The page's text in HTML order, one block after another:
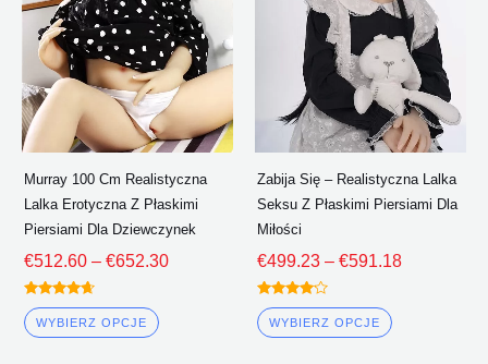
Murray 100 Cm Realistyczna
Lalka Erotyczna Z Płaskimi
Piersiami Dla Dziewczynek
€512.60 – €652.30
Oceniono
4.50
z 5
WYBIERZ OPCJE
wariantów.
Opcje
można
wybrać
na
produktu
Zabija Się – Realistyczna Lalka
Seksu Z Płaskimi Piersiami Dla
Miłości
€499.23 – €591.18
Oceniono
4.00
z 5
WYBIERZ OPCJE
wariantów.
Opcje
można
wybrać
na
produktu